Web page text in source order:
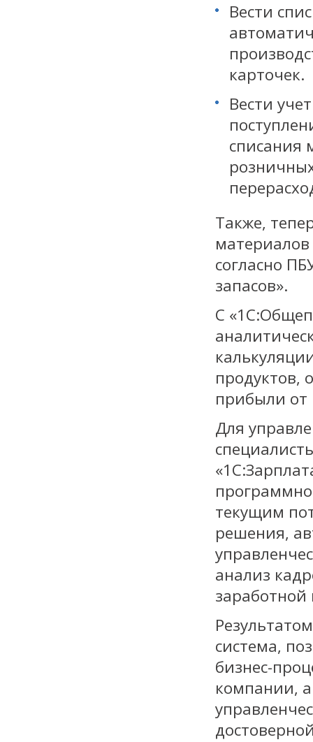
Вести
карточек.
Вести
списания
Также,
согласно
запасов».
С
продуктов,
прибыли от
Для
текущим
решения,
анализ
система,
бизнес-
компании,